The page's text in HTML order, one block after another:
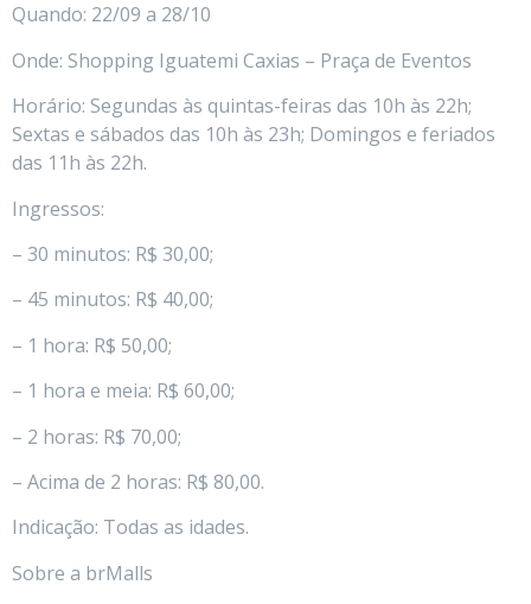
Quando: 22/09 a 28/10
Onde: Shopping Iguatemi Caxias – Praça de Eventos
Horário: Segundas às quintas-feiras das 10h às 22h;
Sextas e sábados das 10h às 23h; Domingos e feriados
das 11h às 22h.
Ingressos:
– 30 minutos: R$ 30,00;
– 45 minutos: R$ 40,00;
– 1 hora: R$ 50,00;
– 1 hora e meia: R$ 60,00;
– 2 horas: R$ 70,00;
– Acima de 2 horas: R$ 80,00.
Indicação: Todas as idades.
Sobre a brMalls